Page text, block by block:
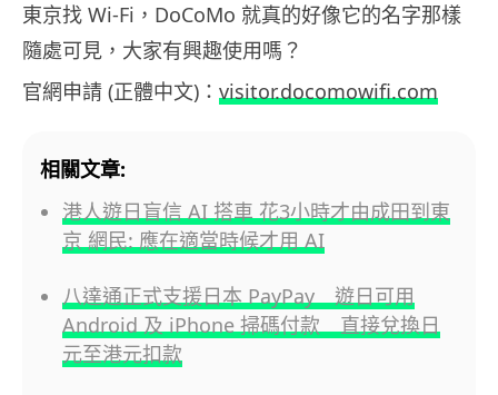
東京找 Wi-Fi，DoCoMo 就真的好像它的名字那樣
隨處可見，大家有興趣使用嗎？
官網申請 (正體中文)： visitor.docomowifi.com
相關文章:
港人遊日盲信 AI 搭車 花3小時才由成田到東
京 網民: 應在適當時候才用 AI
八達通正式支援日本 PayPay 遊日可用
Android 及 iPhone 掃碼付款 直接兌換日
元至港元扣款